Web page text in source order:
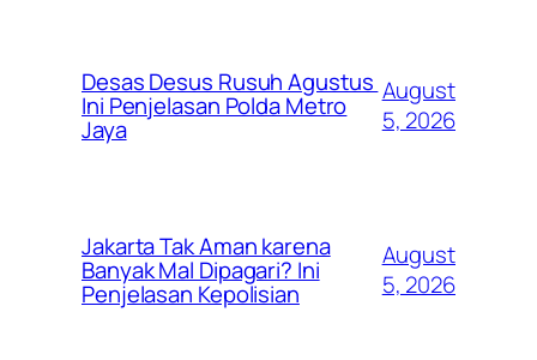
Desas Desus Rusuh Agustus
Ini Penjelasan Polda Metro
Jaya
August
5, 2026
Jakarta Tak Aman karena
Banyak Mal Dipagari? Ini
Penjelasan Kepolisian
August
5, 2026